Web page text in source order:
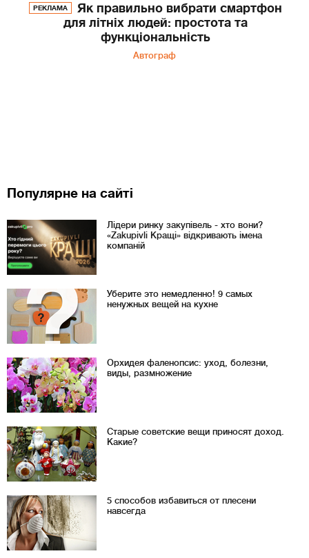
РЕКЛАМА
Як правильно вибрати смартфон
для літніх людей: простота та
функціональність
Автограф
Популярне на сайті
Лідери ринку закупівель - хто вони?
«Zakupivli Кращі» відкривають імена
компаній
Уберите это немедленно! 9 самых
ненужных вещей на кухне
Орхидея фаленопсис: уход, болезни,
виды, размножение
Старые советские вещи приносят доход.
Какие?
5 способов избавиться от плесени
навсегда